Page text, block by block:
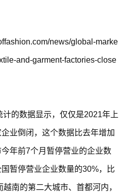
news/global-marke
and-garment-factories-close
的数据显示，仅仅是2021年上
业倒闭，这个数据比去年增加
年前7个月暂停营业的企业数
暂停营业企业数量的30%，比
南的第二大城市、首都河内，